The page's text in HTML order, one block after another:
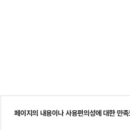
페이지의 내용이나 사용편의성에 대한 만